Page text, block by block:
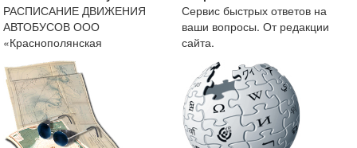
РАСПИСАНИЕ ДВИЖЕНИЯ
АВТОБУСОВ ООО
«Краснополянская
автоколонна» с 13 мая 2019
Сервис быстрых ответов на
ваши вопросы. От редакции
сайта.